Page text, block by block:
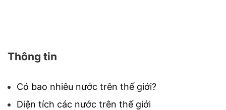
Thông tin
Có bao nhiêu nước trên thế giới?
Diện tích các nước trên thế giới